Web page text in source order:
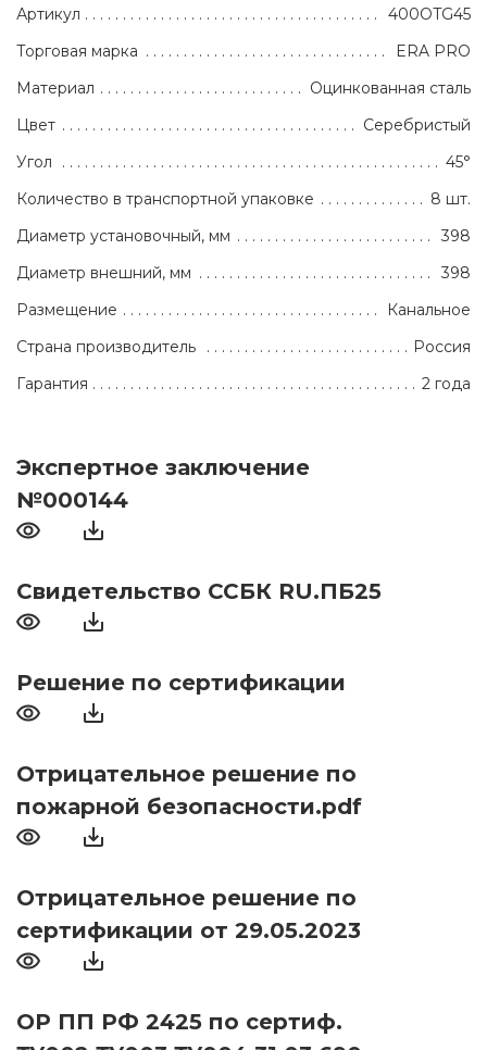
Артикул
400OTG45
Торговая марка
ERA PRO
Материал
Оцинкованная сталь
Цвет
Серебристый
Угол
45°
Количество в транспортной упаковке
8 шт.
Диаметр установочный, мм
398
Диаметр внешний, мм
398
Размещение
Канальное
Страна производитель
Россия
Гарантия
2 года
Экспертное заключение
№000144
Свидетельство ССБК RU.ПБ25
Решение по сертификации
Отрицательное решение по
пожарной безопасности.pdf
Отрицательное решение по
сертификации от 29.05.2023
ОР ПП РФ 2425 по сертиф.